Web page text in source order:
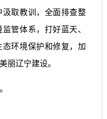
取教训，全面排查整
管体系，打好蓝天、
环境保护和修复，加
丽辽宁建设。